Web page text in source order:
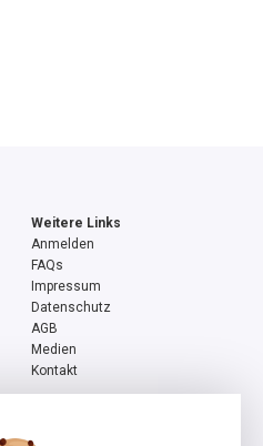
Weitere Links
Anmelden
FAQs
Impressum
Datenschutz
AGB
Medien
Kontakt